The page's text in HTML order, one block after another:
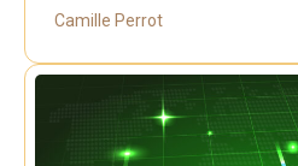
Camille Perrot